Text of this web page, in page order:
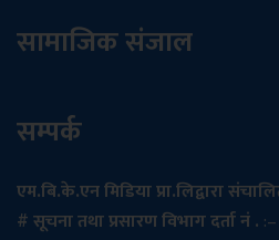
सामाजिक संजाल
सम्पर्क
एम.बि.के.एन मिडिया प्रा.लिद्वारा
# सूचना तथा प्रसारण विभाग दर्ता नं .